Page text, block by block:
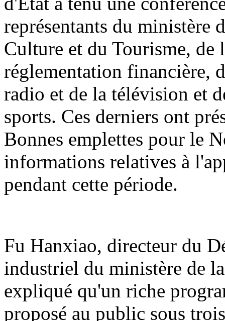
représentants du ministère
Culture et du Tourisme, de
réglementation financière,
radio et de la télévision et
sports. Ces derniers ont
Bonnes emplettes pour le
informations relatives à
pendant cette période.
Fu Hanxiao, directeur du
industriel du ministère de
expliqué qu'un riche
proposé au public sous